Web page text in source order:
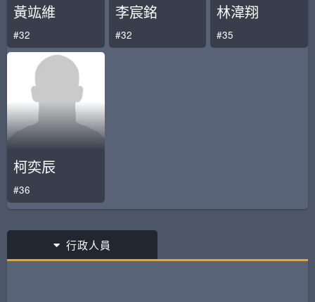
黃竑維
#32
李宸銘
#32
林湋翔
#35
柯奕辰
#36
行政人員